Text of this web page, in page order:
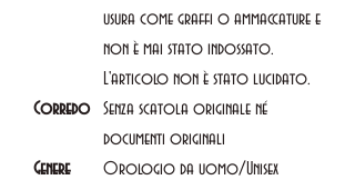
usura come graffi o ammaccature e
non è mai stato indossato.
L'articolo non è stato lucidato.
Corredo
Senza scatola originale né
documenti originali
Genere
Orologio da uomo/Unisex